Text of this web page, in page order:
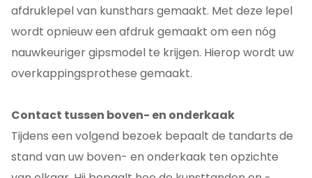
afdruklepel van kunsthars gemaakt. Met deze lepel
wordt opnieuw een afdruk gemaakt om een nóg
nauwkeuriger gipsmodel te krijgen. Hierop wordt uw
overkappingsprothese gemaakt.
Contact tussen boven- en onderkaak
Tijdens een volgend bezoek bepaalt de tandarts de
stand van uw boven- en onderkaak ten opzichte